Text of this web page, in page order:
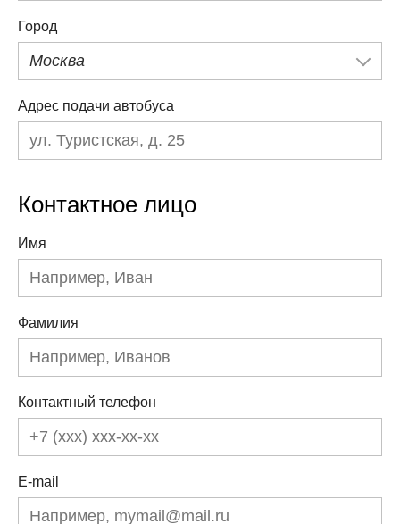
Город
Москва
Адрес подачи автобуса
Контактное лицо
Имя
Фамилия
Контактный телефон
E-mail